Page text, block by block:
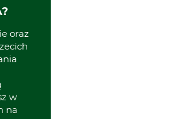
oraz
w
na